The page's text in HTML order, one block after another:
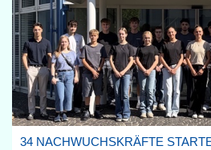
34 NACHWUCHSKRÄFTE